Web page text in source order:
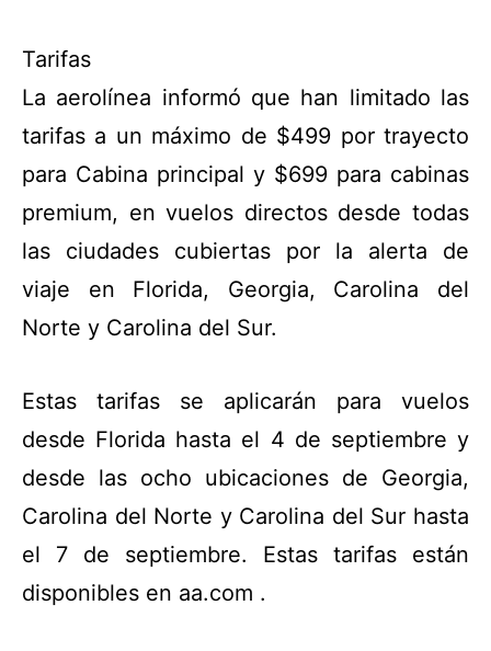
Tarifas
La aerolínea informó que han limitado las
tarifas a un máximo de $499 por trayecto
para Cabina principal y $699 para cabinas
premium, en vuelos directos desde todas
las ciudades cubiertas por la alerta de
viaje en Florida, Georgia, Carolina del
Norte y Carolina del Sur.
Estas tarifas se aplicarán para vuelos
desde Florida hasta el 4 de septiembre y
desde las ocho ubicaciones de Georgia,
Carolina del Norte y Carolina del Sur hasta
el 7 de septiembre. Estas tarifas están
disponibles en aa.com .